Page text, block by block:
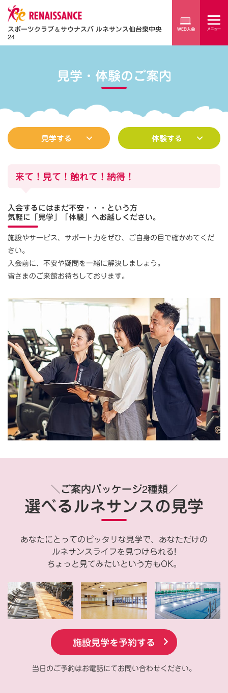
スポーツクラブ＆サウナスパ ルネサンス仙台泉中央
24
見学・体験のご案内
見学する 体験する
来て！見て！触れて！納得！
入会するにはまだ不安・・・という方
気軽に「見学」「体験」へお越しください。
施設やサービス、サポート力をぜひ、ご自身の目で確かめてくだ
さい。
入会前に、不安や疑問を一緒に解決しましょう。
皆さまのご来館お待ちしております。
＼ご案内パッケージ2種類／
選べるルネサンスの見学
あなたにとってのピッタリな見学で、あなただけの
ルネサンスライフを見つけられる!
ちょっと見てみたいという方もOK。
施設見学を予約する
当日のご予約はお電話にてお問い合わせください。